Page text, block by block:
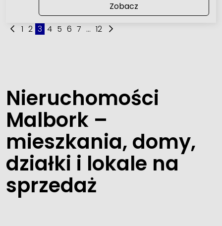
Zobacz
1 2 3 4 5 6 7 ... 12
Nieruchomości
Malbork –
mieszkania, domy,
działki i lokale na
sprzedaż